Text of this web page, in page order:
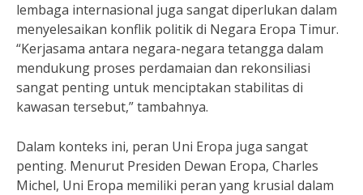
lembaga internasional juga sangat diperlukan dalam
menyelesaikan konflik politik di Negara Eropa Timur.
“Kerjasama antara negara-negara tetangga dalam
mendukung proses perdamaian dan rekonsiliasi
sangat penting untuk menciptakan stabilitas di
kawasan tersebut,” tambahnya.
Dalam konteks ini, peran Uni Eropa juga sangat
penting. Menurut Presiden Dewan Eropa, Charles
Michel, Uni Eropa memiliki peran yang krusial dalam